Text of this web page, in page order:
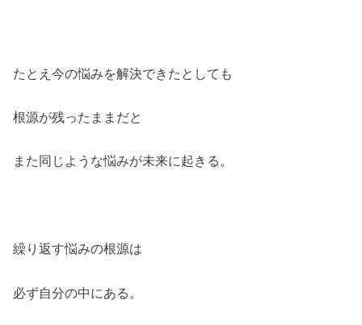
たとえ今の悩みを解決できたとしても
根源が残ったままだと
また同じような悩みが未来に起きる。
繰り返す悩みの根源は
必ず自分の中にある。